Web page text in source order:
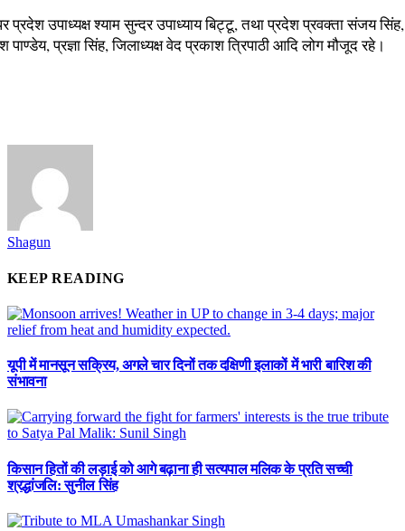
प्रदेश उपाध्यक्ष श्याम सुन्दर उपाध्याय बिट्टू, तथा प्रदेश प्रवक्ता संजय
पाण्डेय, प्रज्ञा सिंह, जिलाध्यक्ष वेद प्रकाश त्रिपाठी आदि लोग मौजूद रहे।
Shagun
KEEP READING
यूपी में मानसून सक्रिय, अगले चार दिनों तक दक्षिणी इलाकों में भारी बारिश की
संभावना
किसान हितों की लड़ाई को आगे बढ़ाना ही सत्यपाल मलिक के प्रति सच्ची
श्रद्धांजलि: सुनील सिंह